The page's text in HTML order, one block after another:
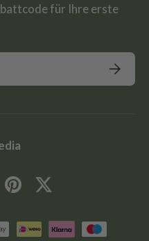
für Ihre erste
PinterestTwitter